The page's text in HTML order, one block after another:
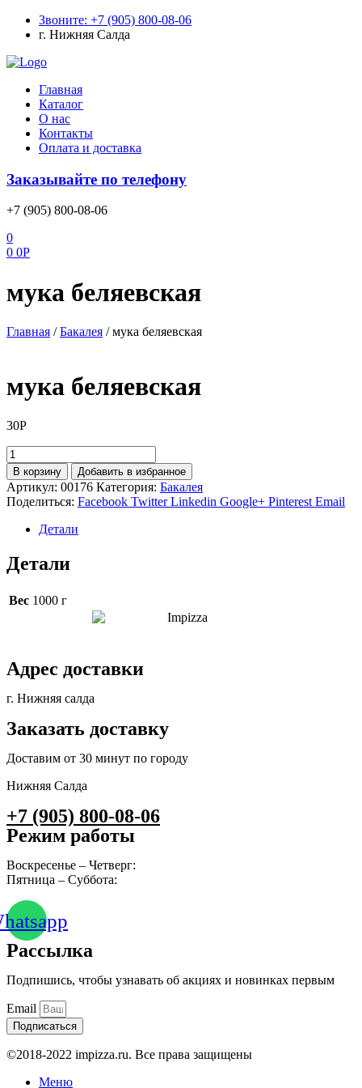
Звоните: +7 (905) 800-08-06
г. Нижняя Салда
Меню
Главная
Каталог
О нас
Контакты
Оплата и доставка
Заказывайте по телефону
+7 (905) 800-08-06
0
0 0Р
мука беляевская
Главная /Бакалея /мука беляевская
мука беляевская
30Р
Количество
товара
мука
беляевская
В корзину Добавить в избранное
Артикул: 00176 Категория: Бакалея
Поделиться: Facebook Twitter Linkedin Google+ Pinterest Email
Детали
Детали
Вес 1000 г
Адрес доставки
г. Нижняя салда
Заказать доставку
Доставим от 30 минут по городу
Нижняя Салда
+7 (905) 800-08-06
Режим работы
Воскресенье – Четверг:
Пятница – Суббота:
Рассылка
Подпишись, чтобы узнавать об акциях и новинках первым
Email
Подписаться
©2018-2022 impizza.ru. Все права защищены
Меню